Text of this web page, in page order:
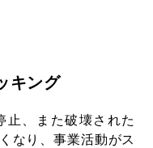
キング
止、また破壊された
なり、事業活動がス